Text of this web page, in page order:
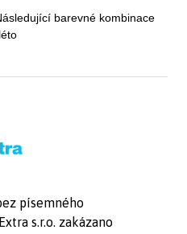
barevné kombinace
písemného
s.r.o. zakázano